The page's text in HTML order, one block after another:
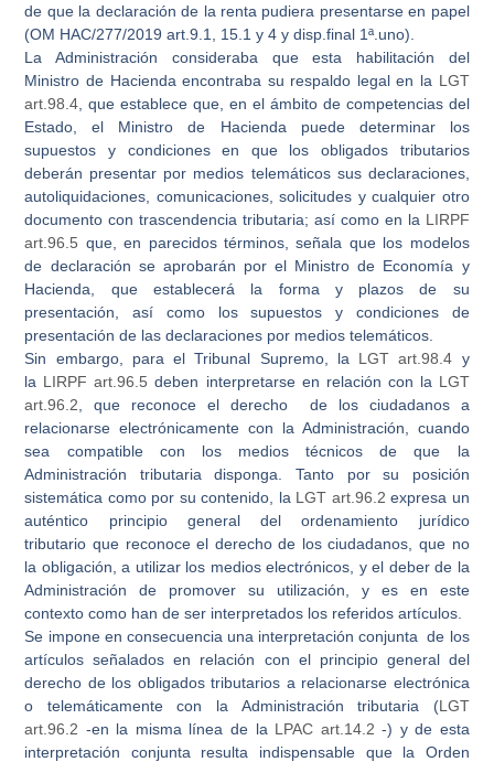
de que la declaración de la renta pudiera presentarse en papel
(OM HAC/277/2019 art.9.1, 15.1 y 4 y disp.final 1ª.uno).
La Administración consideraba que esta habilitación del
Ministro de Hacienda encontraba su respaldo legalen la LGT
art.98.4 , que establece que, en el ámbito de competencias del
Estado, el Ministro de Hacienda puede determinar los
supuestos y condiciones en que los obligados tributarios
deberán presentar por medios telemáticos sus declaraciones,
autoliquidaciones, comunicaciones, solicitudes y cualquier otro
documento con trascendencia tributaria; así como en la LIRPF
art.96.5 que, en parecidos términos, señala que los modelos
de declaración se aprobarán por el Ministro de Economía y
Hacienda, que establecerá la forma y plazos de su
presentación, así como los supuestos y condiciones de
presentación de las declaraciones por medios telemáticos.
Sin embargo, para el Tribunal Supremo, la LGT art.98.4 y
la LIRPF art.96.5 deben interpretarse en relación con la LGT
art.96.2 , que reconoce elderecho
de los ciudadanos a
relacionarse electrónicamente con la Administración, cuando
sea compatible con los medios técnicos de que la
Administración tributaria disponga. Tanto por su posición
sistemática como por su contenido, la LGT art.96.2 expresa un
auténtico principio general del ordenamiento jurídico
tributario que reconoce el derecho de los ciudadanos, que no
la obligación, a utilizar los medios electrónicos, y el deber de la
Administración de promover su utilización, y es en este
contexto como han de ser interpretados los referidos artículos.
Se impone en consecuencia una interpretación conjunta de los
artículos señalados en relación con el principio general del
derecho de los obligados tributarios a relacionarse electrónica
o telemáticamente con la Administración tributaria (LGT
art.96.2 -en la misma línea de la LPAC art.14.2 -) y de esta
interpretación conjunta resulta indispensable que la Orden